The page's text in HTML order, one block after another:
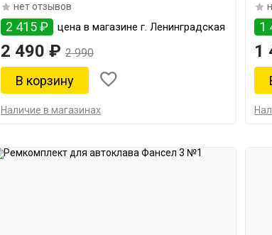
нет отзывов
2 415 ₽ цена в магазине г. Ленинградская
2 490 ₽ 2 990
Наличие в магазинах
1
1